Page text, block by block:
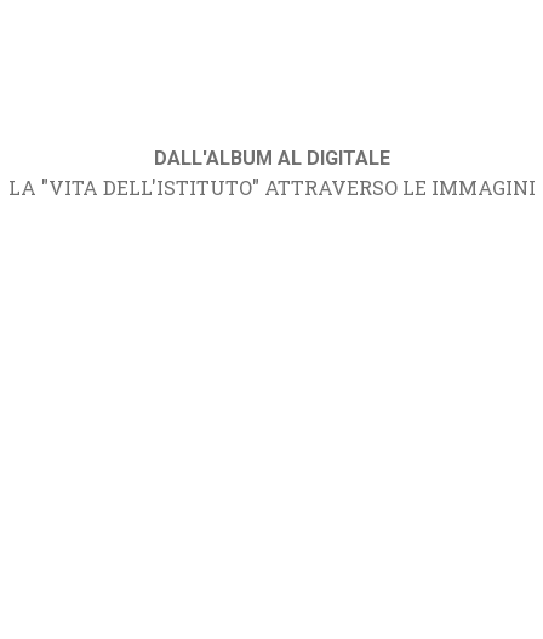
DALL'ALBUM AL DIGITALE
LA "VITA DELL'ISTITUTO" ATTRAVERSO LE IMMAGINI